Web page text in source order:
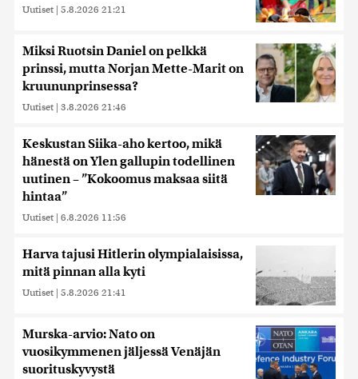
Uutiset | 5.8.2026 21:21
Miksi Ruotsin Daniel on pelkkä
prinssi, mutta Norjan Mette-Marit on
kruununprinsessa?
Uutiset | 3.8.2026 21:46
Keskustan Siika-aho kertoo, mikä
hänestä on Ylen gallupin todellinen
uutinen – ”Kokoomus maksaa siitä
hintaa”
Uutiset | 6.8.2026 11:56
Harva tajusi Hitlerin olympialaisissa,
mitä pinnan alla kyti
Uutiset | 5.8.2026 21:41
Murska-arvio: Nato on
vuosikymmenen jäljessä Venäjän
suorituskyvystä